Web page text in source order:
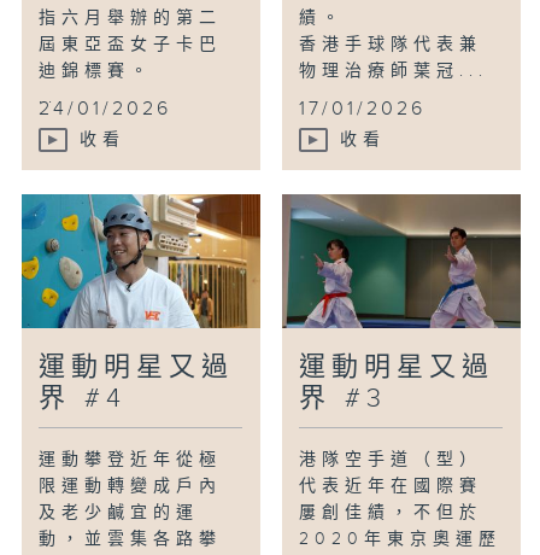
指六月舉辦的第二
屆東亞盃女子卡巴
迪錦標賽。
...
24/01/2026
收看
績。
香港手球隊代表兼
物理治療師葉冠...
17/01/2026
收看
運動明星又過
界 #4
運動攀登近年從極
限運動轉變成戶內
及老少鹹宜的運
動，並雲集各路攀
運動明星又過
界 #3
港隊空手道（型）
代表近年在國際賽
屢創佳績，不但於
2020年東京奧運歷